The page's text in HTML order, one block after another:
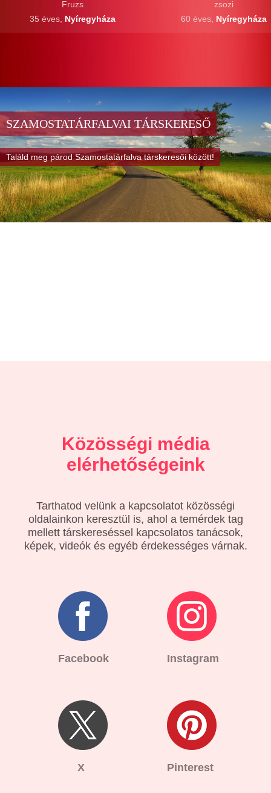
Fruzs
35 éves, Nyíregyháza
zsozi
60 éves, Nyíregyháza
SZAMOSTATÁRFALVAI TÁRSKERESŐ
Találd meg párod Szamostatárfalva társkeresői között!
Közösségi média
elérhetőségeink
Tarthatod velünk a kapcsolatot közösségi
oldalainkon keresztül is, ahol a temérdek tag
mellett társkereséssel kapcsolatos tanácsok,
képek, videók és egyéb érdekességes várnak.
Facebook Instagram
X Pinterest